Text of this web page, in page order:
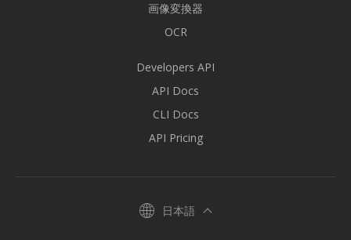
画像変換器
OCR
Developers API
API Docs
CLI Docs
API Pricing
日本語